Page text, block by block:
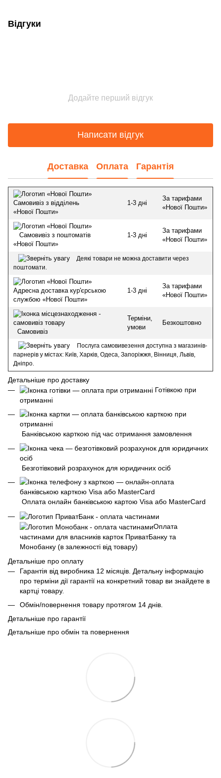
Відгуки
Додайте перший відгук
Написати відгук
Доставка Оплата Гарантія
Самовивіз з відділень
«Нової Пошти»
1-3 дні
За тарифами
«Нової Пошти»
Самовивіз з поштоматів
«Нової Пошти»
1-3 дні
За тарифами
«Нової Пошти»
Деякі товари не можна доставити через
поштомати.
Адресна доставка кур'єрською
службою «Нової Пошти»
1-3 дні
За тарифами
«Нової Пошти»
Самовивіз
Терміни,
умови
Безкоштовно
Послуга самовивезення доступна з магазинів-
парнерів у містах: Київ, Харків, Одеса, Запоріжжя, Вінниця, Львів,
Дніпро.
Детальніше про доставку
Готівкою при
отриманні
Банківською карткою під час отримання замовлення
Безготівковий розрахунок для юридичних осіб
Оплата онлайн банківською картою Visa або MasterCard
Оплата
частинами для власників карток ПриватБанку та
Монобанку (в залежності від товару)
Детальніше про оплату
Гарантія від виробника 12 місяців. Детальну інформацію
про терміни дії гарантії на конкретний товар ви знайдете в
картці товару.
Обмін/повернення товару протягом 14 днів.
Детальніше про гарантії
Детальніше про обмін та повернення